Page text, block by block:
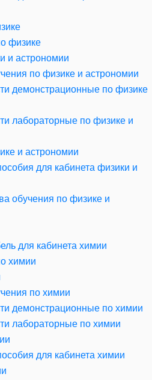
физике
и астрономии
по физике и астрономии
демонстрационные по физике
лабораторные по физике и
и астрономии
для кабинета физики и
обучения по физике и
для кабинета химии
химии
по химии
демонстрационные по химии
лабораторные по химии
для кабинета химии